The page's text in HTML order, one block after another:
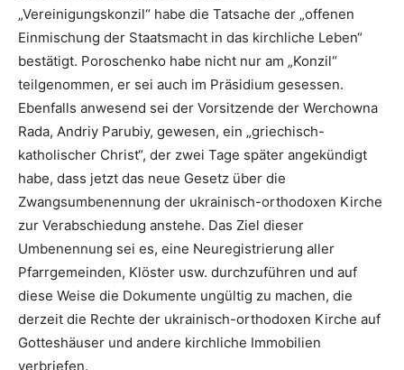
„Vereinigungskonzil“ habe die Tatsache der „offenen
Einmischung der Staatsmacht in das kirchliche Leben“
bestätigt. Poroschenko habe nicht nur am „Konzil“
teilgenommen, er sei auch im Präsidium gesessen.
Ebenfalls anwesend sei der Vorsitzende der Werchowna
Rada, Andriy Parubiy, gewesen, ein „griechisch-
katholischer Christ“, der zwei Tage später angekündigt
habe, dass jetzt das neue Gesetz über die
Zwangsumbenennung der ukrainisch-orthodoxen Kirche
zur Verabschiedung anstehe. Das Ziel dieser
Umbenennung sei es, eine Neuregistrierung aller
Pfarrgemeinden, Klöster usw. durchzuführen und auf
diese Weise die Dokumente ungültig zu machen, die
derzeit die Rechte der ukrainisch-orthodoxen Kirche auf
Gotteshäuser und andere kirchliche Immobilien
verbriefen.